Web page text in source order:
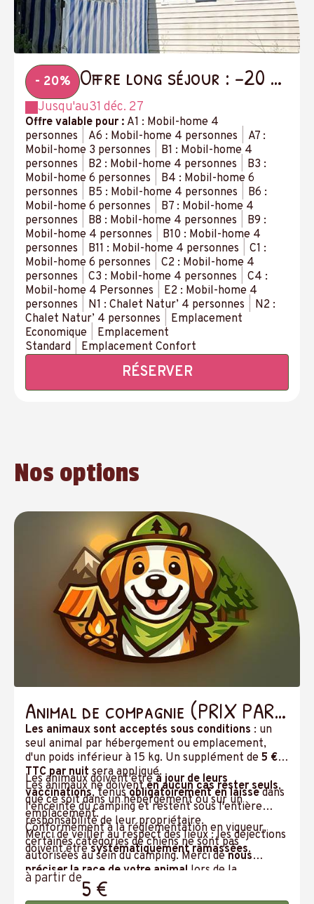
- 20%
Offre long séjour : -20 %
à partir de 14 nuits
Jusqu'au31 déc. 27
Offre valable pour : A1 : Mobil-home 4
personnes
A6 : Mobil-home 4 personnes
A7 :
Mobil-home 3 personnes
B1 : Mobil-home 4
personnes
B2 : Mobil-home 4 personnes
B3 :
Mobil-home 6 personnes
B4 : Mobil-home 6
personnes
B5 : Mobil-home 4 personnes
B6 :
Mobil-home 6 personnes
B7 : Mobil-home 4
personnes
B8 : Mobil-home 4 personnes
B9 :
Mobil-home 4 personnes
B10 : Mobil-home 4
personnes
B11 : Mobil-home 4 personnes
C1 :
Mobil-home 6 personnes
C2 : Mobil-home 4
personnes
C3 : Mobil-home 4 personnes
C4 :
Mobil-home 4 Personnes
E2 : Mobil-home 4
personnes
N1 : Chalet Natur’ 4 personnes
N2 :
Chalet Natur’ 4 personnes
Emplacement
Economique
Emplacement
Standard
Emplacement Confort
RÉSERVER
Nos options
Animal de compagnie (PRIX PAR
JOUR)
Les animaux sont acceptés sous conditions : un
seul animal par hébergement ou emplacement,
d'un poids inférieur à 15 kg. Un supplément de 5 €
TTC par nuit sera appliqué.
Les animaux ne doiventen aucun cas rester seuls,
que ce soit dans un hébergement ou sur un
emplacement.
Les animaux doivent êtreà jour de leurs
vaccinations, tenusobligatoirement en laissedans
l'enceinte du camping et restent sous l'entière
responsabilité de leur propriétaire.
Merci de veiller au respect des lieux : les déjections
doivent êtresystématiquement ramassées.
Conformément à la réglementation en vigueur,
certaines catégories de chiens ne sont pas
autorisées au sein du camping. Merci denous
préciser la race de votre animal lors de la
réservation.
à partir de5 €